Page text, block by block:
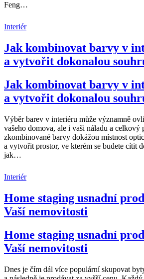
Feng…
Interiér
Jak kombinovat barvy v
a vytvořit dokonalou
Jak kombinovat barvy v
a vytvořit dokonalou
Výběr barev v interiéru může významně
vašeho domova, ale i vaši náladu a celkový
zkombinované barvy dokážou místnost
a vytvořit prostor, ve kterém se budete cítit
jak…
Interiér
Home staging usnadní
Vaší nemovitosti
Home staging usnadní
Vaší nemovitosti
Dnes je čím dál více populární skupovat